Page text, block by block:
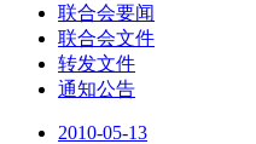
联合会要闻
联合会文件
转发文件
通知公告
2010-05-13